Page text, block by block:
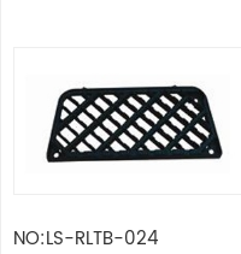
NO:LS-RLTB-024